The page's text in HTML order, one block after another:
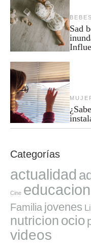
BEBES
Sad
Categorías
actualidad
Cine educacion
Familia jovenes
nutricion ocio
videos